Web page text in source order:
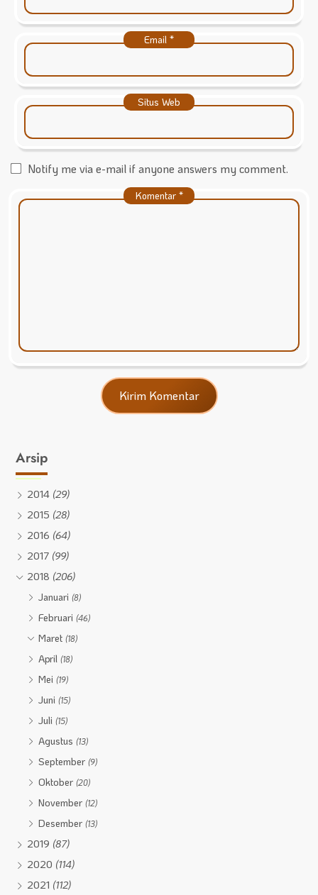
Email *
Situs Web
Notify me via e-mail if anyone answers my comment.
Komentar *
Arsip
2014 (29)
2015 (28)
2016 (64)
2017 (99)
2018 (206)
Januari(8)
Februari(46)
Maret(18)
April(18)
Mei(19)
Juni(15)
Juli(15)
Agustus(13)
September(9)
Oktober(20)
November(12)
Desember(13)
2019 (87)
2020 (114)
2021 (112)